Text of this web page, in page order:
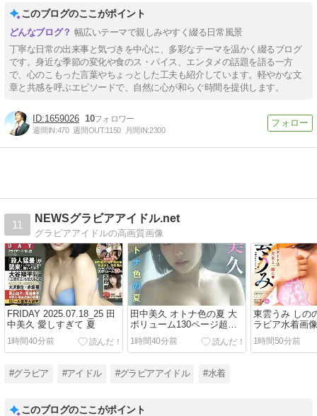
このブログのここがポイント
幅広いテーマで親しみやすく綴る日常風景
丁寧な日常の出来事と気づきを中心に、多彩なテーマを温かく綴るブログ
です。身近な季節の変化や食のス・パイス、エンタメの話題を語る一方
で、心のこもった言葉やちょっとした工夫も紹介しています。軽やかな文
章と共感を呼ぶエピソードで、自然に心が和らぐ時間を提供します。
1659026 10
週間IN:470 週間OUT:1150 月間IN:2300
11
NEWSグラビアアイドル.net
グラビアアイドルの高画質画像
FRIDAY 2025.07.18_25 田
中美久 愛しすぎて 夏
1時間40分前
田中美久 オトナ色の夏 大
ボリューム130ページ超
FRIDAYデジタル写真集
1時間40分前
東雲うみ しの
ラビア水着画像
1時間50分前
#グラビア #アイドル #グラビアアイドル #水着
このブログのここがポイント